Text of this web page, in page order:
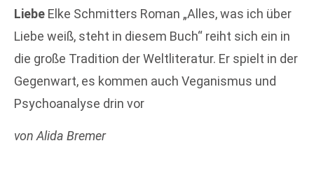
Liebe Elke Schmitters Roman „Alles, was ich über
Liebe weiß, steht in diesem Buch“ reiht sich ein in
die große Tradition der Weltliteratur. Er spielt in der
Gegenwart, es kommen auch Veganismus und
Psychoanalyse drin vor
von Alida Bremer